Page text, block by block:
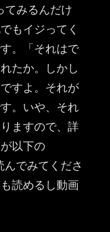
てみるんだけ
もイジってく
。「それはで
たか。しかし
すよ。それが
。いや、それ
ますので、詳
以下の
でみてくださ
読めるし動画